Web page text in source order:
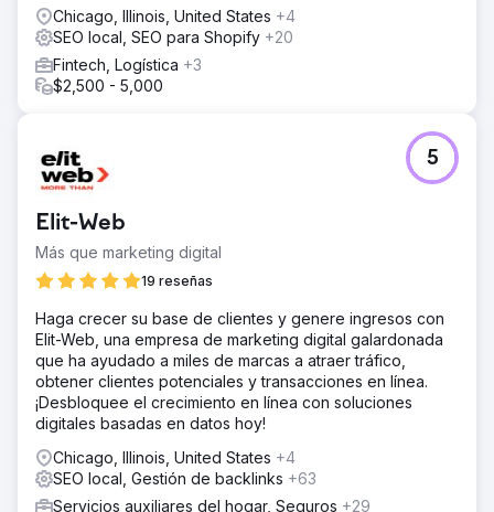
Chicago, Illinois, United States +4
SEO local, SEO para Shopify +20
Fintech, Logística +3
$2,500 - 5,000
Elit-Web
Más que marketing digital
19 reseñas
5
Haga crecer su base de clientes y genere ingresos con
Elit-Web, una empresa de marketing digital galardonada
que ha ayudado a miles de marcas a atraer tráfico,
obtener clientes potenciales y transacciones en línea.
¡Desbloquee el crecimiento en línea con soluciones
digitales basadas en datos hoy!
Chicago, Illinois, United States +4
SEO local, Gestión de backlinks +63
Servicios auxiliares del hogar, Seguros +29